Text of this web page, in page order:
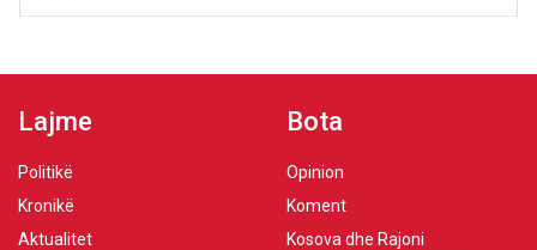
Lajme
Politikë
Kronikë
Aktualitet
Bota
Opinion
Koment
Kosova dhe Rajoni